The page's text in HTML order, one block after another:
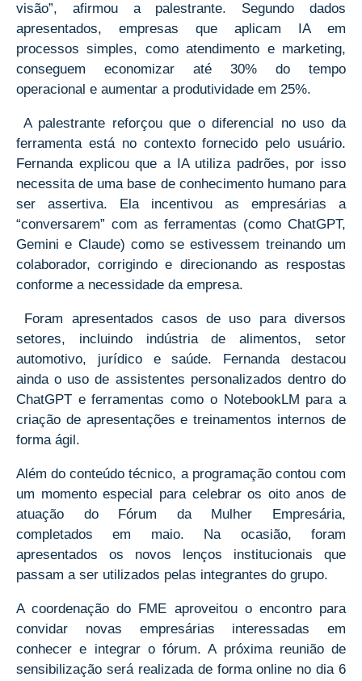
visão”, afirmou a palestrante. Segundo dados
apresentados, empresas que aplicam IA em
processos simples, como atendimento e marketing,
conseguem economizar até 30% do tempo
operacional e aumentar a produtividade em 25%.
A palestrante reforçou que o diferencial no uso da
ferramenta está no contexto fornecido pelo usuário.
Fernanda explicou que a IA utiliza padrões, por isso
necessita de uma base de conhecimento humano para
ser assertiva. Ela incentivou as empresárias a
“conversarem” com as ferramentas (como ChatGPT,
Gemini e Claude) como se estivessem treinando um
colaborador, corrigindo e direcionando as respostas
conforme a necessidade da empresa.
Foram apresentados casos de uso para diversos
setores, incluindo indústria de alimentos, setor
automotivo, jurídico e saúde. Fernanda destacou
ainda o uso de assistentes personalizados dentro do
ChatGPT e ferramentas como o NotebookLM para a
criação de apresentações e treinamentos internos de
forma ágil.
Além do conteúdo técnico, a programação contou com
um momento especial para celebrar os oito anos de
atuação do Fórum da Mulher Empresária,
completados em maio. Na ocasião, foram
apresentados os novos lenços institucionais que
passam a ser utilizados pelas integrantes do grupo.
A coordenação do FME aproveitou o encontro para
convidar novas empresárias interessadas em
conhecer e integrar o fórum. A próxima reunião de
sensibilização será realizada de forma online no dia 6